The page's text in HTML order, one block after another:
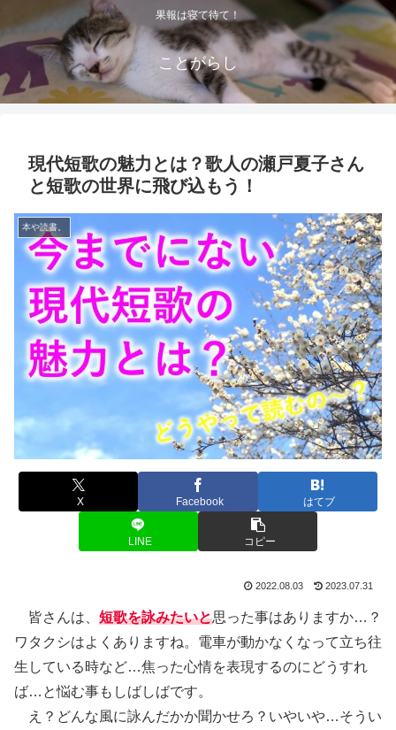
果報は寝て待て！
ことがらし
現代短歌の魅力とは？歌人の瀬戸夏子さん
と短歌の世界に飛び込もう！
本や読書。
X Facebook はてブ
LINE コピー
2022.08.03 2023.07.31
皆さんは、 短歌を詠みたいと思った事はありますか…？
ワタクシはよくありますね。電車が動かなくなって立ち往
生している時など…焦った心情を表現するのにどうすれ
ば…と悩む事もしばしばです。
え？どんな風に詠んだかか聞かせろ？いやいや…そうい